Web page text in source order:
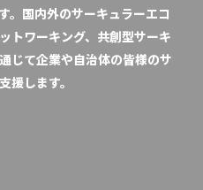
。国内外のサーキュラーエコ
トワーキング、共創型サーキ
じて企業や自治体の皆様のサ
援します。